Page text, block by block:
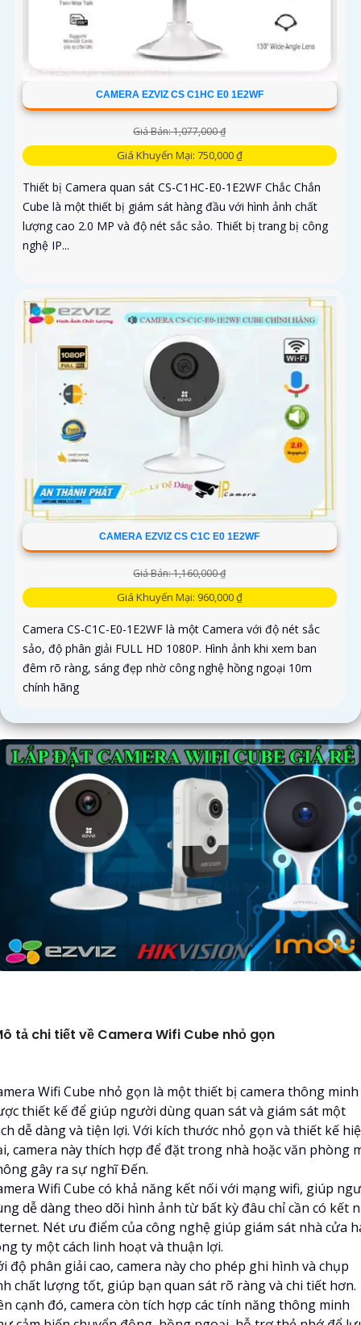
CAMERA EZVIZ CS C1HC E0 1E2WF
Giá Bán: 1,077,000 ₫
Giá Khuyến Mại: 750,000 ₫
Thiết bị Camera quan sát CS-C1HC-E0-1E2WF Chắc Chắn
Cube là một thiết bị giám sát hàng đầu với hình ảnh chất
lượng cao 2.0 MP và độ nét sắc sảo. Thiết bị trang bị công
nghệ IP...
CAMERA EZVIZ CS C1C E0 1E2WF
Giá Bán: 1,160,000 ₫
Giá Khuyến Mại: 960,000 ₫
Camera CS-C1C-E0-1E2WF là một Camera với độ nét sắc
sảo, độ phân giải FULL HD 1080P. Hình ảnh khi xem ban
đêm rõ ràng, sáng đẹp nhờ công nghệ hồng ngoại 10m
chính hãng
tả chi tiết về Camera Wifi Cube nhỏ gọn
Wifi Cube nhỏ gọn là một thiết bị camera thông minh
thiết kế để giúp người dùng quan sát và giám sát một
dễ dàng và tiện lợi. Với kích thước nhỏ gọn và thiết kế
camera này thích hợp để đặt trong nhà hoặc văn phòng
gây ra sự nghĩ Đến.
Wifi Cube có khả năng kết nối với mạng wifi, giúp
dễ dàng theo dõi hình ảnh từ bất kỳ đâu chỉ cần có kết
Nét ưu điểm của công nghệ giúp giám sát nhà cửa
ty một cách linh hoạt và thuận lợi.
độ phân giải cao, camera này cho phép ghi hình và chụp
chất lượng tốt, giúp bạn quan sát rõ ràng và chi tiết hơn.
cạnh đó, camera còn tích hợp các tính năng thông minh